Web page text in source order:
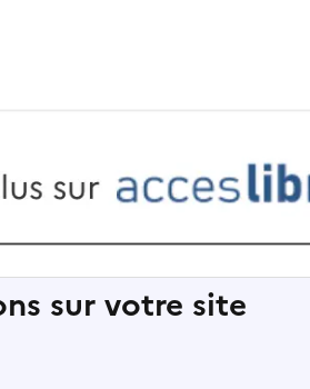
sur votre site